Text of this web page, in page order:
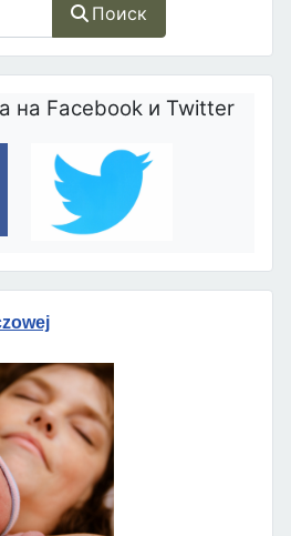
Поиск
на Facebook и Twitter